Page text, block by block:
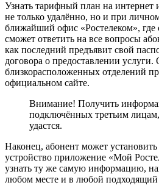
Узнать тарифный план на
не только удалённо, но и при
ближайший офис «Ростелеком», где
сможет ответить на все вопросы
как последний предъявит свой
договора о предоставлении услуги.
близкорасположенных отделений
официальном сайте.
Внимание! Получить
подключённых третьим
удастся.
Наконец, абонент может
устройство приложение «Мой
узнать ту же самую информацию,
любом месте и в любой подходящий